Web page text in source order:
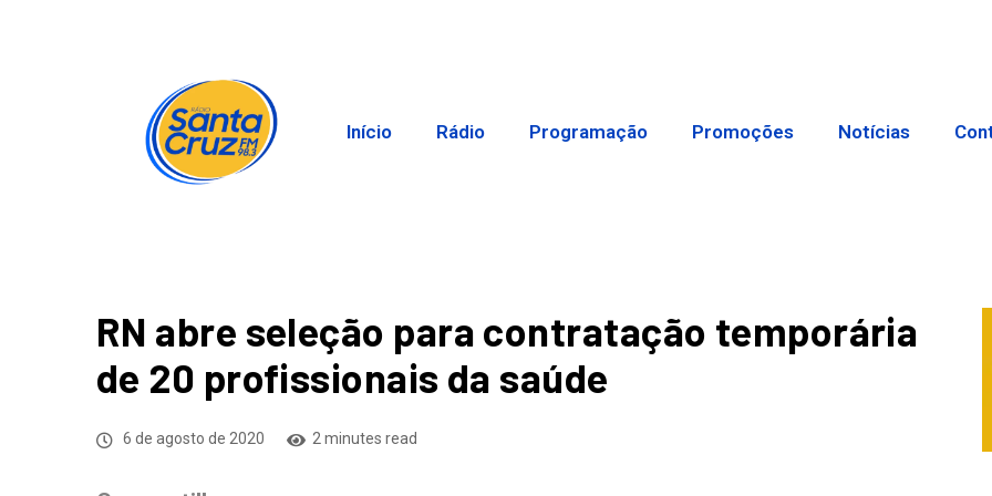
Início Rádio Programação Promoções Notícias
RN abre seleção para contratação temporária
de 20 profissionais da saúde
6 de agosto de 2020 2 minutes read